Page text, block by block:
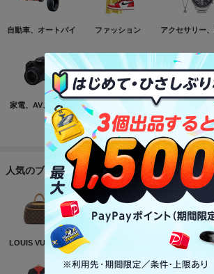
自動車、オートバイ ファッション アクセサリー
家電、AV、カメラ コンピュータ おもちゃ、ゲ
もっと見る
人気のブランド
LOUIS VUITTON CHANEL